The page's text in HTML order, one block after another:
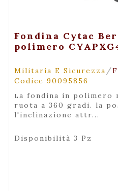
+
Fondina Cytac
polimero
Militaria E Sicurezza /
Codice 90095856
la fondina in polimero nero di alta qualità
ruota a 360 gradi. la
l'inclinazione attr...
Disponibilità 3 Pz